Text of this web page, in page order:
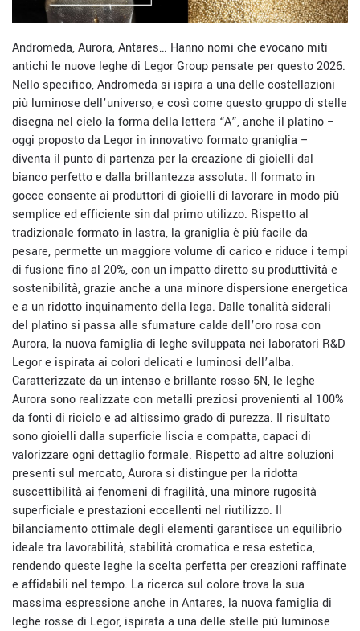
Andromeda, Aurora, Antares… Hanno nomi che evocano miti
antichi le nuove leghe di Legor Group pensate per questo 2026.
Nello specifico, Andromeda si ispira a una delle costellazioni
più luminose dell’universo, e così come questo gruppo di stelle
disegna nel cielo la forma della lettera “A”, anche il platino –
oggi proposto da Legor in innovativo formato graniglia –
diventa il punto di partenza per la creazione di gioielli dal
bianco perfetto e dalla brillantezza assoluta. Il formato in
gocce consente ai produttori di gioielli di lavorare in modo più
semplice ed efficiente sin dal primo utilizzo. Rispetto al
tradizionale formato in lastra, la graniglia è più facile da
pesare, permette un maggiore volume di carico e riduce i tempi
di fusione fino al 20%, con un impatto diretto su produttività e
sostenibilità, grazie anche a una minore dispersione energetica
e a un ridotto inquinamento della lega. Dalle tonalità siderali
del platino si passa alle sfumature calde dell’oro rosa con
Aurora, la nuova famiglia di leghe sviluppata nei laboratori R&D
Legor e ispirata ai colori delicati e luminosi dell’alba.
Caratterizzate da un intenso e brillante rosso 5N, le leghe
Aurora sono realizzate con metalli preziosi provenienti al 100%
da fonti di riciclo e ad altissimo grado di purezza. Il risultato
sono gioielli dalla superficie liscia e compatta, capaci di
valorizzare ogni dettaglio formale. Rispetto ad altre soluzioni
presenti sul mercato, Aurora si distingue per la ridotta
suscettibilità ai fenomeni di fragilità, una minore rugosità
superficiale e prestazioni eccellenti nel riutilizzo. Il
bilanciamento ottimale degli elementi garantisce un equilibrio
ideale tra lavorabilità, stabilità cromatica e resa estetica,
rendendo queste leghe la scelta perfetta per creazioni raffinate
e affidabili nel tempo. La ricerca sul colore trova la sua
massima espressione anche in Antares, la nuova famiglia di
leghe rosse di Legor, ispirata a una delle stelle più luminose